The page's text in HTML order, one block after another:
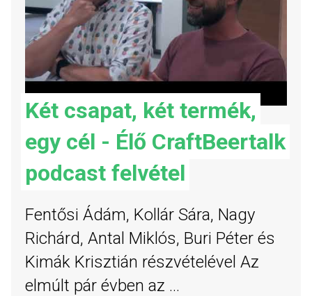
Két csapat, két termék,
egy cél - Élő CraftBeertalk
podcast felvétel
Fentősi Ádám, Kollár Sára, Nagy
Richárd, Antal Miklós, Buri Péter és
Kimák Krisztián részvételével Az
elmúlt pár évben az ...